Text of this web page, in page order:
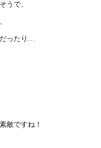
うで、
ったり…
敵ですね！